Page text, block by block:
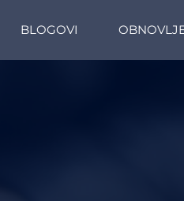
BLOGOVI